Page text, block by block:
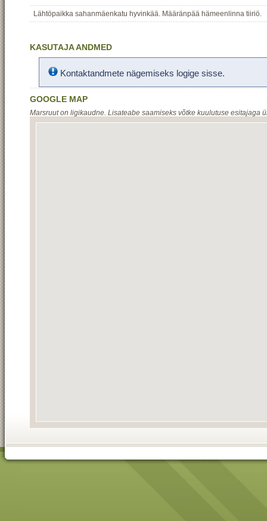
Lähtöpaikka sahanmäenkatu hyvinkää. Määränpää hämeenlinna tiiriö.
KASUTAJA ANDMED
Kontaktandmete nägemiseks logige sisse.
GOOGLE MAP
Marsruut on ligikaudne. Lisateabe saamiseks võtke kuulutuse esitajaga